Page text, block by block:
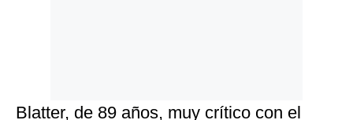
Blatter, de 89 años, muy crítico con el